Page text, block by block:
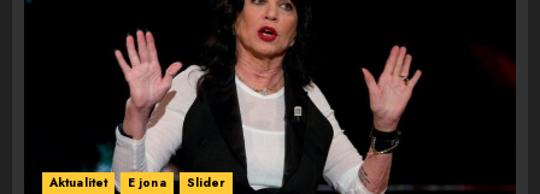
Aktualitet E jona Slider